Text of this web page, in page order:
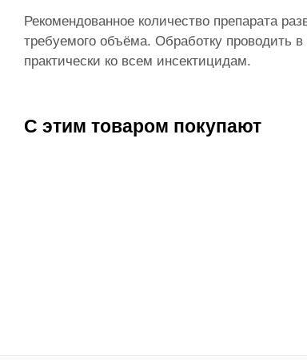
Рекомендованное количество препарата
требуемого объёма. Обработку проводить
практически ко всем инсектицидам.
С этим товаром покупают